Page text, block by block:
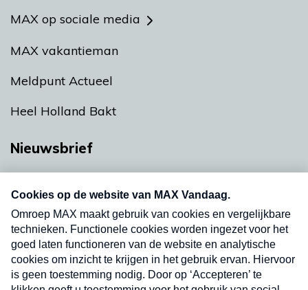
MAX op sociale media
MAX vakantieman
Meldpunt Actueel
Heel Holland Bakt
Nieuwsbrief
nieuwsbrief. Elke vrijdag- en dinsdagochtend in
uw mailbox.
Verzend